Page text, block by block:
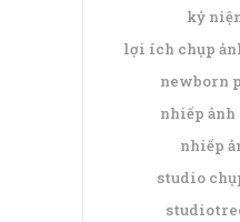
kỷ
lợi ích chụp
newborn
nhiếp
nhiếp
studio